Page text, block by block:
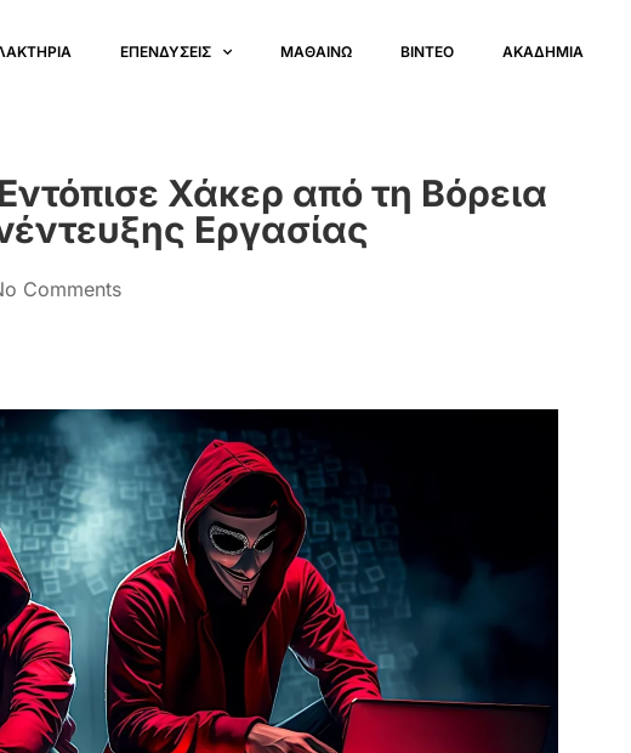
ΕΠΕΝΔΥΣΕΙΣ ΜΑΘΑΙΝΩ ΒΙΝΤΕΟ ΑΚΑΔΗΜΙΑ
Χάκερ από τη Βόρεια
Εργασίας
Comments